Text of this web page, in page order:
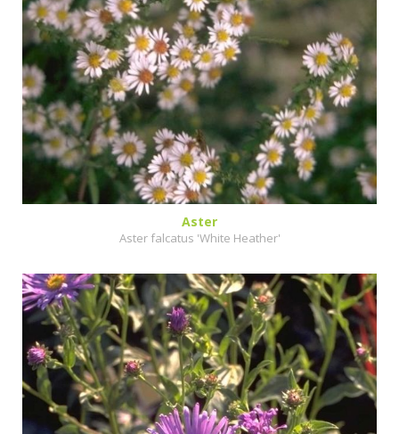
Aster
Aster falcatus 'White Heather'